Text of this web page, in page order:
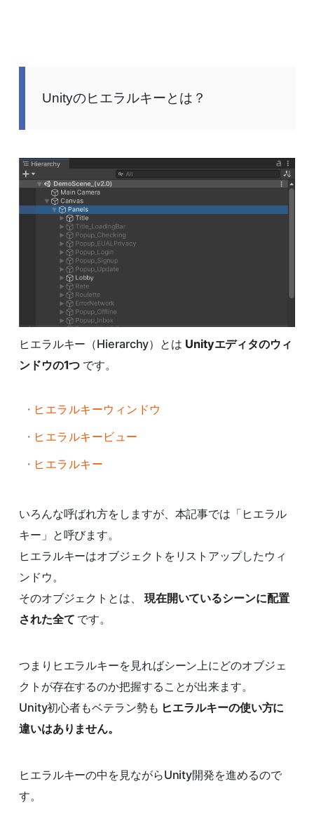
Unityのヒエラルキーとは？
ヒエラルキー（Hierarchy）とは Unityエディタのウィ
ンドウの1つ です。
ヒエラルキーウィンドウ
ヒエラルキービュー
ヒエラルキー
いろんな呼ばれ方をしますが、本記事では「ヒエラル
キー」と呼びます。
ヒエラルキーはオブジェクトをリストアップしたウィ
ンドウ。
そのオブジェクトとは、 現在開いているシーンに配置
された全て です。
つまりヒエラルキーを見ればシーン上にどのオブジェ
クトが存在するのか把握することが出来ます。
Unity初心者もベテラン勢も ヒエラルキーの使い方に
違いはありません。
ヒエラルキーの中を見ながらUnity開発を進めるので
す。